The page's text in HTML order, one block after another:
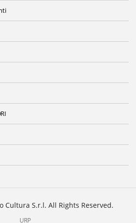
Cultura S.r.l. All Rights Reserved.
URP